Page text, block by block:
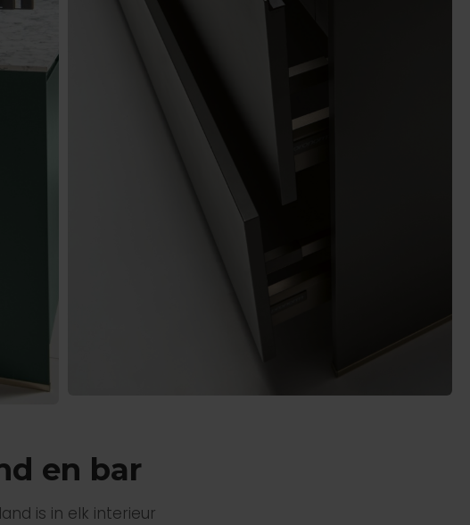
en bar
is in elk interieur